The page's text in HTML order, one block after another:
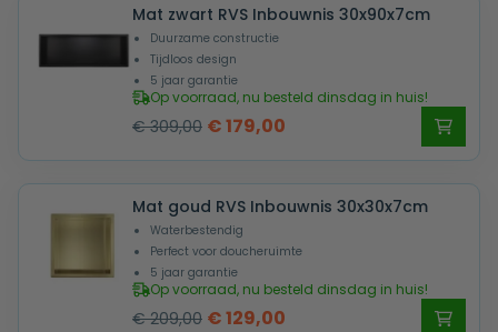
€ 209,00.€ 109,00.
Mat zwart RVS Inbouwnis 30x90x7cm
Duurzame constructie
Tijdloos design
5 jaar garantie
Op voorraad, nu besteld dinsdag in huis!
€309,00 Oorspronkelijke
was:
€ 309,00.
€179,00
is:
€ 179,00.
Mat goud RVS Inbouwnis 30x30x7cm
Waterbestendig
Perfect voor doucheruimte
5 jaar garantie
Op voorraad, nu besteld dinsdag in huis!
€209,00 Oorspronkelijke
€129,00